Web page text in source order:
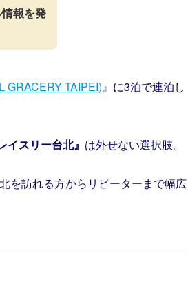
報を発
GRACERY TAIPEI)』に3泊で連泊し
イスリー台北』 は外せない選択肢。
を訪れる方からリピーターまで幅広